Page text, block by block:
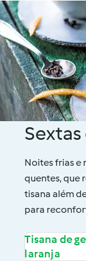
Noites frias e
quentes, que
tisana além
para
Tisana de
laranja